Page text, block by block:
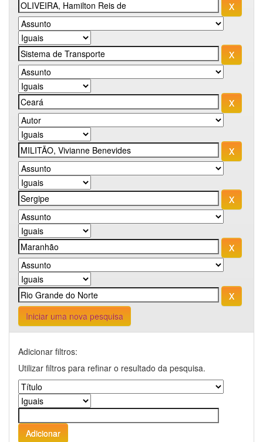
Iniciar uma nova pesquisa
Adicionar filtros:
Utilizar filtros para refinar o resultado da pesquisa.